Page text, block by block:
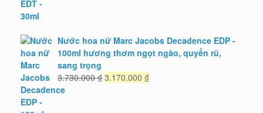
Nước hoa nữ Marc Jacobs Decadence EDP -
100ml hương thơm ngọt ngào, quyến rũ,
sang trọng
3.730.000₫ Giá
3.170.000 ₫Giá